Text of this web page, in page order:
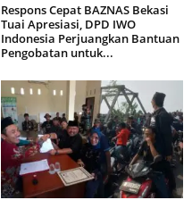
Respons Cepat BAZNAS Bekasi
Tuai Apresiasi, DPD IWO
Indonesia Perjuangkan Bantuan
Pengobatan untuk...